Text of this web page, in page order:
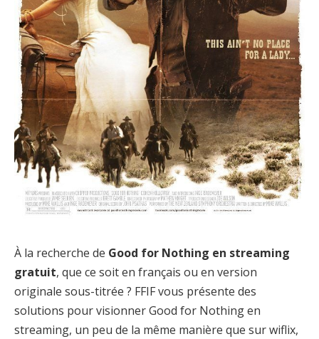
À la recherche de Good for Nothing en streaming
gratuit, que ce soit en français ou en version
originale sous-titrée ? FFIF vous présente des
solutions pour visionner Good for Nothing en
streaming, un peu de la même manière que sur wiflix,